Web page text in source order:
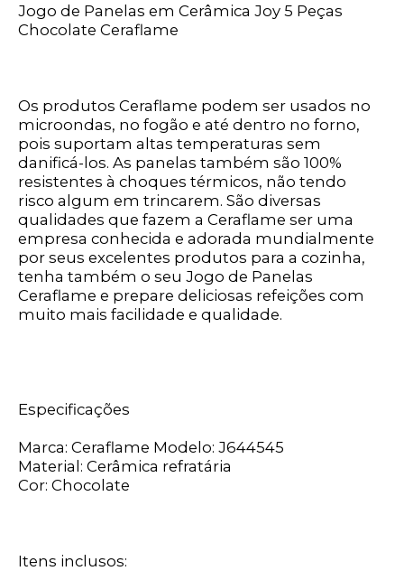
Jogo de Panelas em Cerâmica Joy 5 Peças
Chocolate Ceraflame
Os produtos Ceraflame podem ser usados no
microondas, no fogão e até dentro no forno,
pois suportam altas temperaturas sem
danificá-los. As panelas também são 100%
resistentes à choques térmicos, não tendo
risco algum em trincarem. São diversas
qualidades que fazem a Ceraflame ser uma
empresa conhecida e adorada mundialmente
por seus excelentes produtos para a cozinha,
tenha também o seu Jogo de Panelas
Ceraflame e prepare deliciosas refeições com
muito mais facilidade e qualidade.
Especificações
Marca: Ceraflame Modelo: J644545
Material: Cerâmica refratária
Cor: Chocolate
Itens inclusos: